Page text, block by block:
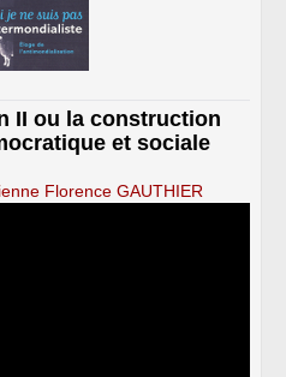
II ou la construction
et sociale
Florence GAUTHIER